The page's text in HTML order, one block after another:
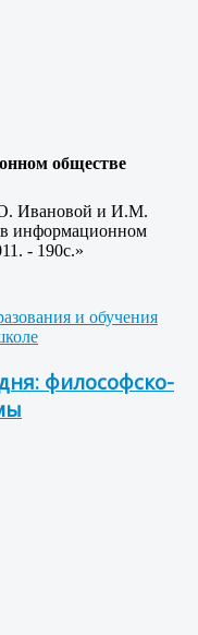
обществе
Ивановой и И.М.
в информационном
- 190с.»
и обучения
философско-